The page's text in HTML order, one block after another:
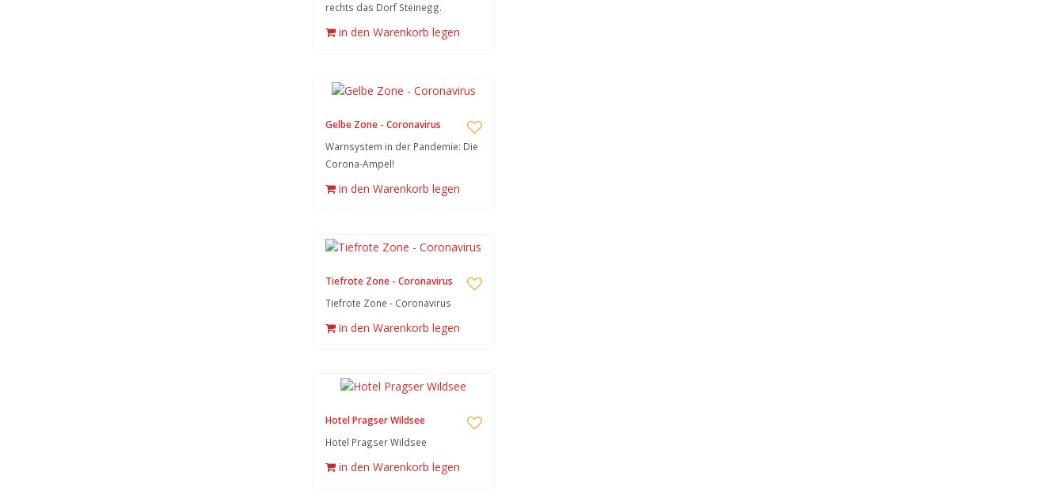
rechts das Dorf Steinegg.
in den Warenkorb legen
Gelbe Zone - Coronavirus
Warnsystem in der Pandemie: Die
Corona-Ampel!
in den Warenkorb legen
Tiefrote Zone - Coronavirus
Tiefrote Zone - Coronavirus
in den Warenkorb legen
Hotel Pragser Wildsee
Hotel Pragser Wildsee
in den Warenkorb legen